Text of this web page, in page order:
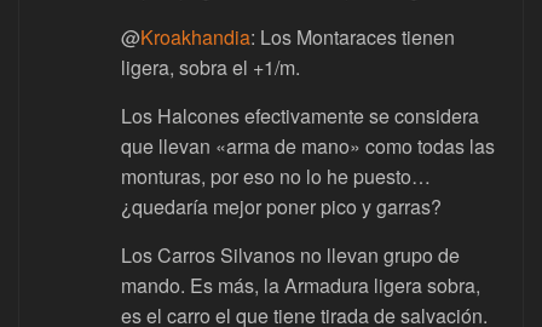
@Kroakhandia: Los Montaraces tienen
ligera, sobra el +1/m.
Los Halcones efectivamente se considera
que llevan «arma de mano» como todas las
monturas, por eso no lo he puesto…
¿quedaría mejor poner pico y garras?
Los Carros Silvanos no llevan grupo de
mando. Es más, la Armadura ligera sobra,
es el carro el que tiene tirada de salvación.